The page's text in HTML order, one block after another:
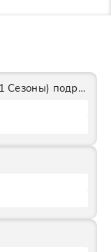
Ментовские войны Все (1-11 Сезоны) подряд Сериал